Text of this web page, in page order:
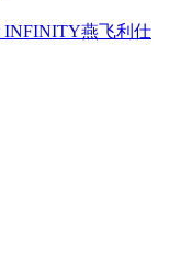
INFINITY燕飞利仕